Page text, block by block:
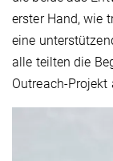
erster Hand, wie
eine
alle teilten die
Outreach-Projekt